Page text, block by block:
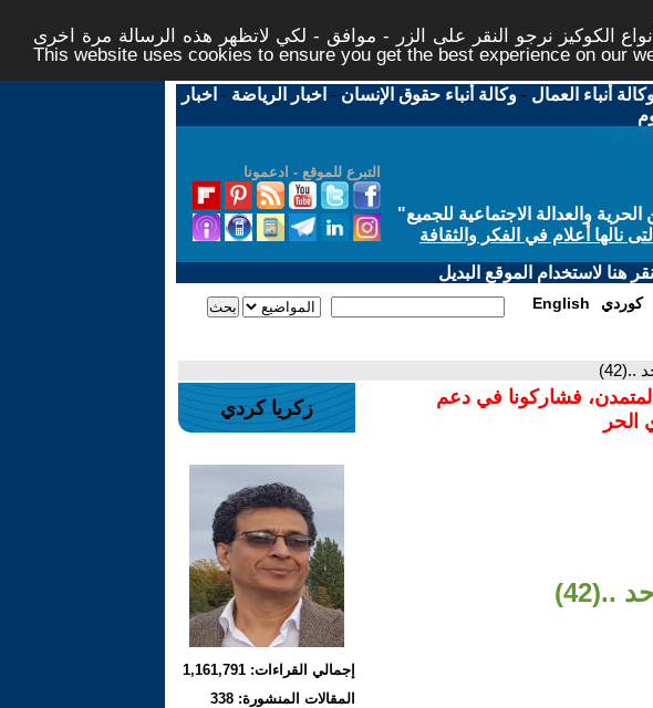
الكوكيز نرجو النقر على الزر - موافق - لكي لاتظهر هذه الرسالة مرة اخرى -
This website uses cookies to ensure you get the best experience on our
أنباء العمال -وكالة أنباء حقوق الإنسان - اخبار الرياضة - اخبار
التبرع للموقع - ادعمونا
والعدالة الاجتماعية للجميع"
نالها أعلام في الفكر والثقافة
هنا لاستخدام الموقع البديل
English كوردي
فشاركونا في دعم
الحر
..(42)
زكريا كردي
إجمالي القراءات: 1,161,791
المقالات المنشورة: 338